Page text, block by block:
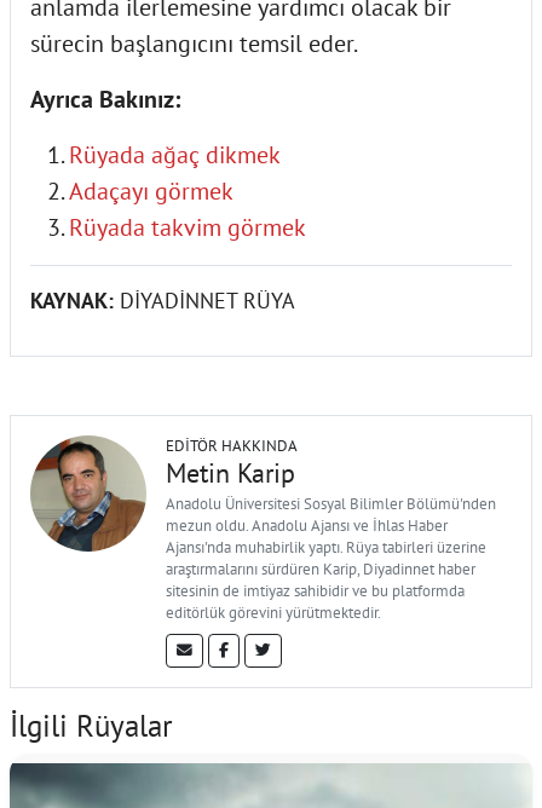
anlamda ilerlemesine yardımcı olacak bir
sürecin başlangıcını temsil eder.
Ayrıca Bakınız:
Rüyada ağaç dikmek
Adaçayı görmek
Rüyada takvim görmek
KAYNAK: DİYADİNNET RÜYA
EDITÖR HAKKINDA
Metin Karip
Anadolu Üniversitesi Sosyal Bilimler Bölümü'nden
mezun oldu. Anadolu Ajansı ve İhlas Haber
Ajansı'nda muhabirlik yaptı. Rüya tabirleri üzerine
araştırmalarını sürdüren Karip, Diyadinnet haber
sitesinin de imtiyaz sahibidir ve bu platformda
editörlük görevini yürütmektedir.
İlgili Rüyalar